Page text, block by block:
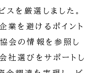
を厳選しました。
業を避けるポイント
会の情報を参照し
社選びをサポートし